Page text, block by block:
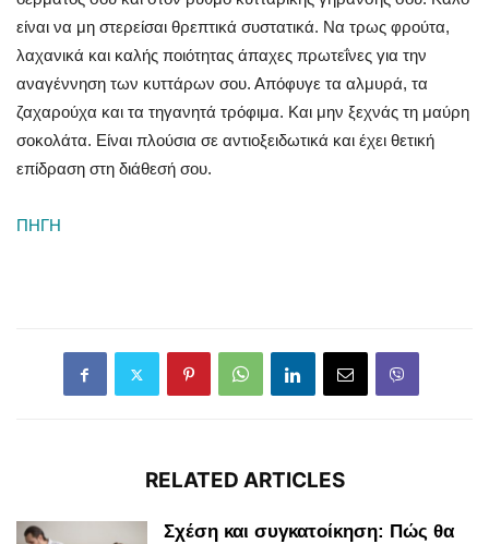
είναι να μη στερείσαι θρεπτικά συστατικά. Να τρως φρούτα,
λαχανικά και καλής ποιότητας άπαχες πρωτεΐνες για την
αναγέννηση των κυττάρων σου. Απόφυγε τα αλμυρά, τα
ζαχαρούχα και τα τηγανητά τρόφιμα. Και μην ξεχνάς τη μαύρη
σοκολάτα. Είναι πλούσια σε αντιοξειδωτικά και έχει θετική
επίδραση στη διάθεσή σου.
ΠΗΓΗ
RELATED ARTICLES
Σχέση και συγκατοίκηση: Πώς θα